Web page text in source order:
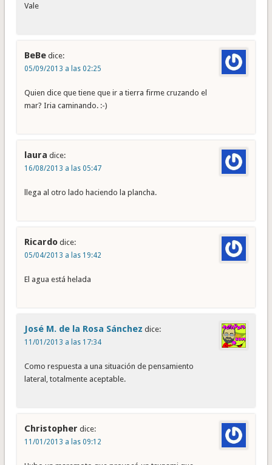
Vale
BeBe dice:
05/09/2013 a las 02:25
Quien dice que tiene que ir a tierra firme cruzando el
mar? Iria caminando. :-)
laura dice:
16/08/2013 a las 05:47
llega al otro lado haciendo la plancha.
Ricardo dice:
05/04/2013 a las 19:42
El agua está helada
José M. de la Rosa Sánchez dice:
11/01/2013 a las 17:34
Como respuesta a una situación de pensamiento
lateral, totalmente aceptable.
Christopher dice:
11/01/2013 a las 09:12